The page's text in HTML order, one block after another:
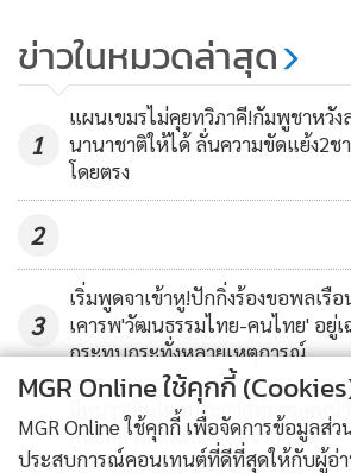
5,324
ประณามฟลอย
จนท.ใช้กำลัง
กอน” วิตก “ทรั
ข่าวในหมวดล่าสุด
1
แผนเขมรไม่คุยทวิภาคี!กัมพูชาหวัง
นานาชาติให้ได้ ลั่นความขัดแย้ง2ช
โดยตรง
2
3
เริ่มพูดจาเข้าหู!ปักกิ่งร้องขอพลเรื
เคารพ'วัฒนธรรมไทย-คนไทย' อยู่เ
กระทบกระทั่งหลายเหตุการณ์
4
มีหนาว!อินโดฯประกาศทุ่มหมดหน้า
ศูนย์กลางการผลิตออกจาก'ไทย'
MGR Online ใช้คุกกี้
MGR Online ใช้คุกกี้ เพื่อจัดการข้อมูลส่
ประสบการณ์คอนเทนต์ที่ดีที่สุดให้กับผู้อ่